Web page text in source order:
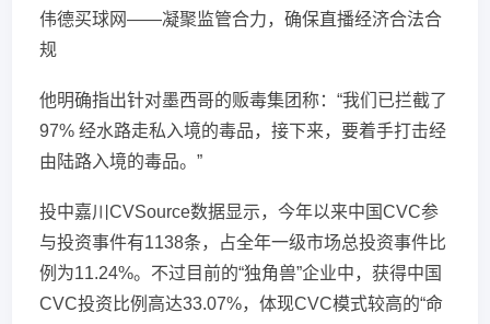
伟德买球网——凝聚监管合力，确保直播经济合法合
规
他明确指出针对墨西哥的贩毒集团称：“我们已拦截了
97% 经水路走私入境的毒品，接下来，要着手打击经
由陆路入境的毒品。”
投中嘉川CVSource数据显示，今年以来中国CVC参
与投资事件有1138条，占全年一级市场总投资事件比
例为11.24%。不过目前的“独角兽”企业中，获得中国
CVC投资比例高达33.07%，体现CVC模式较高的“命